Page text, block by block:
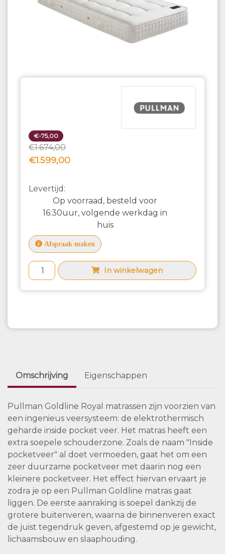
€-75,00
€1.674,00
€1.599,00
Levertijd:
Op voorraad, besteld voor
16:30uur, volgende werkdag in
huis
Afspraak maken
In winkelwagen
Omschrijving Eigenschappen
Pullman Goldline Royal matrassen zijn voorzien van
een ingenieus veersysteem: de elektrothermisch
geharde inside pocket veer. Het matras heeft een
extra soepele schouderzone. Zoals de naam "Inside
pocketveer" al doet vermoeden, gaat het om een
zeer duurzame pocketveer met daarin nog een
kleinere pocketveer. Het effect hiervan ervaart je
zodra je op een Pullman Goldline matras gaat
liggen. De eerste aanraking is soepel dankzij de
grotere buitenveren, waarna de binnenveren exact
de juist tegendruk geven, afgestemd op je gewicht,
lichaamsbouw en slaaphouding.